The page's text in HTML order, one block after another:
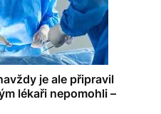
je ale připravil
lékaři nepomohli –